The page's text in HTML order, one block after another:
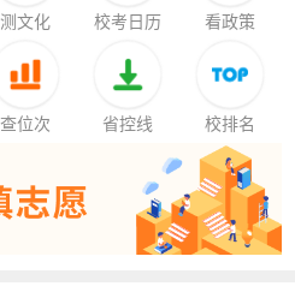
测文化 校考日历 看政策
查位次 省控线 校排名